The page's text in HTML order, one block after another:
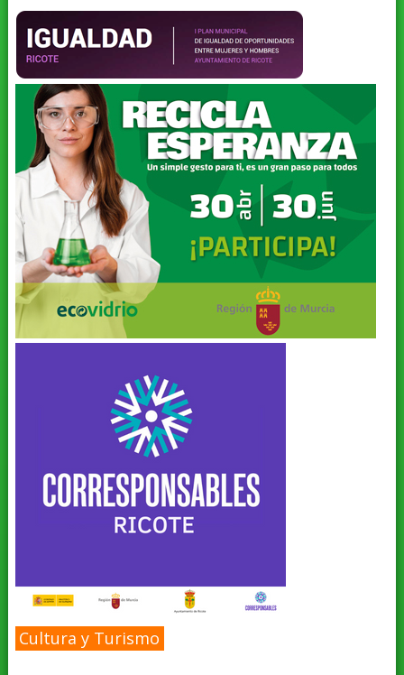
Cultura y Turismo